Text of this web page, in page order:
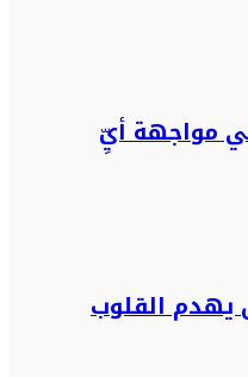
مواجهة أيِّ
يهدم القلوب